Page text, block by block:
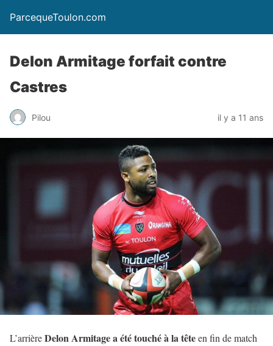
ParcequeToulon.com
Delon Armitage forfait contre
Castres
Pilou il y a 11 ans
L’arrièreDelon Armitage a été touché à la têteen fin de match